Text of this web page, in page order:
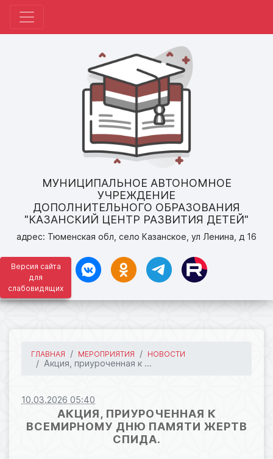
Версия сайта
для
слабовидящих
МУНИЦИПАЛЬНОЕ АВТОНОМНОЕ
УЧРЕЖДЕНИЕ
ДОПОЛНИТЕЛЬНОГО ОБРАЗОВАНИЯ
"КАЗАНСКИЙ ЦЕНТР РАЗВИТИЯ ДЕТЕЙ"
адрес: Тюменская обл, село Казанское, ул Ленина, д 16
ГЛАВНАЯ МЕРОПРИЯТИЯ НОВОСТИ
Акция, приуроченная к ...
10.03.2026 05:40
АКЦИЯ, ПРИУРОЧЕННАЯ К
ВСЕМИРНОМУ ДНЮ ПАМЯТИ ЖЕРТВ
СПИДА.